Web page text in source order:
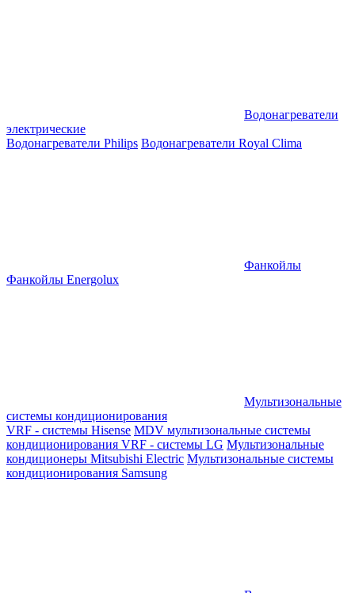
Водонагреватели
электрические
Водонагреватели Philips Водонагреватели Royal Clima
Фанкойлы
Фанкойлы Energolux
Мультизональные
системы кондиционирования
VRF - системы Hisense MDV мультизональные системы
кондиционирования VRF - системы LG Мультизональные
кондиционеры Mitsubishi Electric Мультизональные системы
кондиционирования Samsung